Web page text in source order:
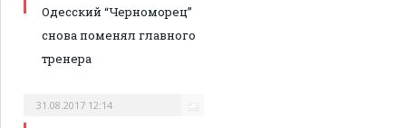
Одесский “Черноморец”
снова поменял главного
тренера
31.08.2017 12:14